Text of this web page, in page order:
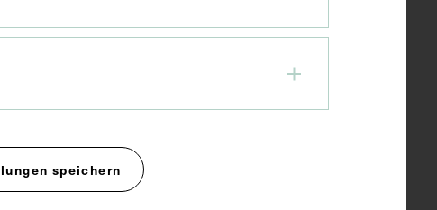
speichern